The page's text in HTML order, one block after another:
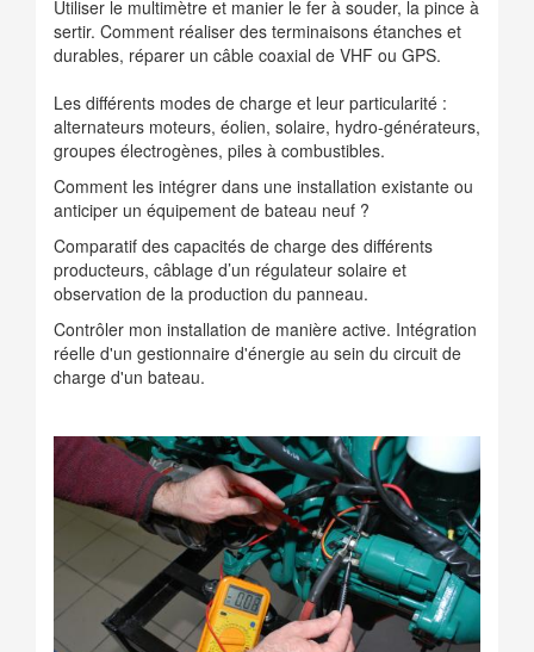
Utiliser le multimètre et manier le fer à souder, la pince à
sertir. Comment réaliser des terminaisons étanches et
durables, réparer un câble coaxial de VHF ou GPS.
Les différents modes de charge et leur particularité :
alternateurs moteurs, éolien, solaire, hydro-générateurs,
groupes électrogènes, piles à combustibles.
Comment les intégrer dans une installation existante ou
anticiper un équipement de bateau neuf ?
Comparatif des capacités de charge des différents
producteurs, câblage d’un régulateur solaire et
observation de la production du panneau.
Contrôler mon installation de manière active. Intégration
réelle d'un gestionnaire d'énergie au sein du circuit de
charge d'un bateau.